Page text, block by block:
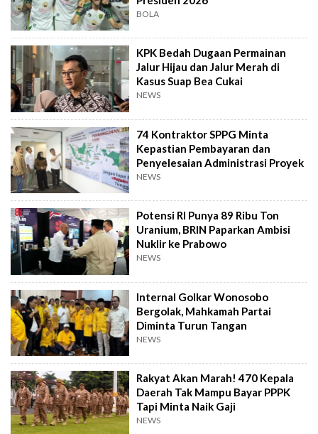
BOLA
KPK Bedah Dugaan Permainan
Jalur Hijau dan Jalur Merah di
Kasus Suap Bea Cukai
NEWS
74 Kontraktor SPPG Minta
Kepastian Pembayaran dan
Penyelesaian Administrasi Proyek
NEWS
Potensi RI Punya 89 Ribu Ton
Uranium, BRIN Paparkan Ambisi
Nuklir ke Prabowo
NEWS
Internal Golkar Wonosobo
Bergolak, Mahkamah Partai
Diminta Turun Tangan
NEWS
Rakyat Akan Marah! 470 Kepala
Daerah Tak Mampu Bayar PPPK
Tapi Minta Naik Gaji
NEWS